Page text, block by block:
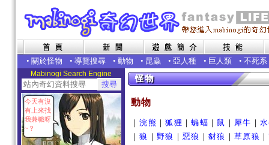
• 關於怪物 • 導覽搜尋 • 動物 • 昆蟲 • 亞人種 • 巨人類 • 不死系
Mabinogi Search Engine
今天有沒
有上來找
我兼職呀
~？
動物
｜浣熊 ｜狐狸 ｜蝙蝠 ｜ 鼠 ｜ 犀牛 ｜
｜狼 ｜野狼 ｜惡狼 ｜豺狼 ｜草原狼 ｜